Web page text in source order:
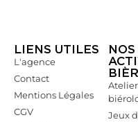
LIENS UTILES
L'agence
Contact
Mentions Légales
CGV
NOS
Jeux